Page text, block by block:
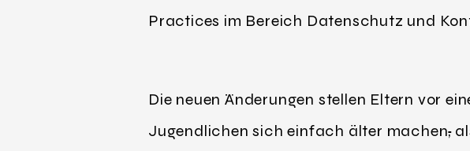
Practices im Bereich Datenschutz und
Die neuen Änderungen stellen Eltern vor
Jugendlichen sich einfach älter machen,